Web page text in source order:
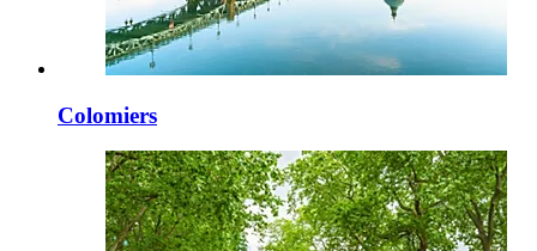
Colomiers